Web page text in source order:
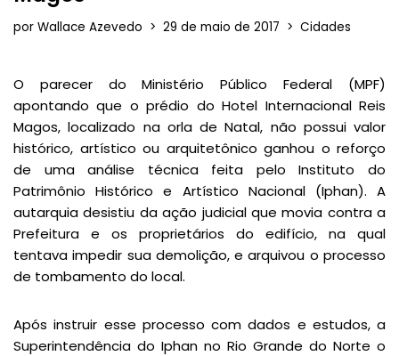
por Wallace Azevedo 29 de maio de 2017 Cidades
O parecer do Ministério Público Federal (MPF)
apontando que o prédio do Hotel Internacional Reis
Magos, localizado na orla de Natal, não possui valor
histórico, artístico ou arquitetônico ganhou o reforço
de uma análise técnica feita pelo Instituto do
Patrimônio Histórico e Artístico Nacional (Iphan). A
autarquia desistiu da ação judicial que movia contra a
Prefeitura e os proprietários do edifício, na qual
tentava impedir sua demolição, e arquivou o processo
de tombamento do local.
Após instruir esse processo com dados e estudos, a
Superintendência do Iphan no Rio Grande do Norte o